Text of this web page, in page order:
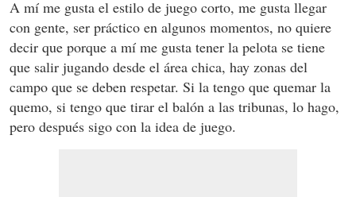
A mí me gusta el estilo de juego corto, me gusta llegar
con gente, ser práctico en algunos momentos, no quiere
decir que porque a mí me gusta tener la pelota se tiene
que salir jugando desde el área chica, hay zonas del
campo que se deben respetar. Si la tengo que quemar la
quemo, si tengo que tirar el balón a las tribunas, lo hago,
pero después sigo con la idea de juego.